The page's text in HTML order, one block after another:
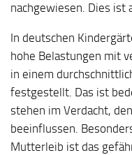
nachgewiesen. Dies ist
In deutschen
hohe Belastungen mit
in einem
festgestellt. Das ist
stehen im Verdacht,
beeinflussen.
Mutterleib ist das